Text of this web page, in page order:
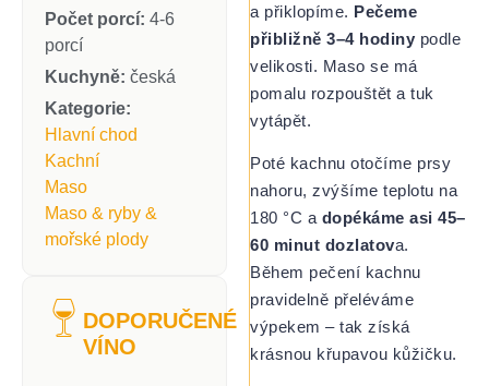
Počet porcí: 4-6
porcí
Kuchyně: česká
Kategorie:
Hlavní chod
Kachní
Maso
Maso & ryby &
mořské plody
DOPORUČENÉ
VÍNO
a přiklopíme. Pečeme
přibližně 3–4 hodiny podle
velikosti. Maso se má
pomalu rozpouštět a tuk
vytápět.
Poté kachnu otočíme prsy
nahoru, zvýšíme teplotu na
180 °C a dopékáme asi 45–
60 minut dozlatova.
Během pečení kachnu
pravidelně přeléváme
výpekem – tak získá
krásnou křupavou kůžičku.